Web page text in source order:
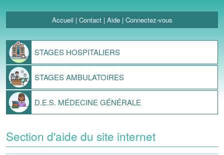
Accueil | Contact| Aide| Connectez-vous
STAGES HOSPITALIERS
STAGESAMBULATOIRES
D.E.S. MÉDECINE GÉNÉRALE
Section d'aide du site internet